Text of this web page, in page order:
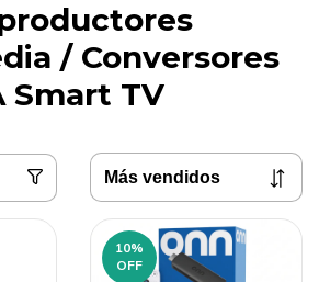
/ Conversores
Smart TV
10%
OFF